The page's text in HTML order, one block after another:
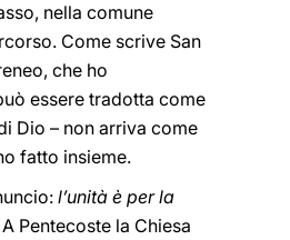
nella comune
Come scrive San
che ho
essere tradotta come
Dio – non arriva come
fatto insieme.
l’unità è per la
A Pentecoste la Chiesa